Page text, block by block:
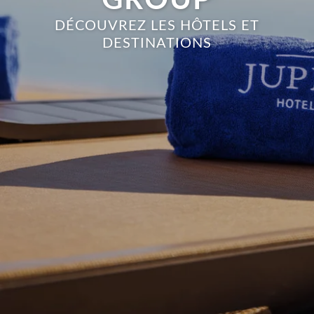
DÉCOUVREZ LES HÔTELS ET
DESTINATIONS